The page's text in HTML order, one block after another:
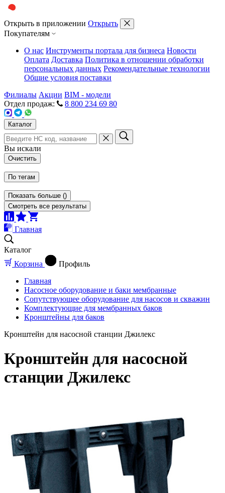
Открыть в приложении Открыть
Покупателям
О нас Инструменты портала для бизнеса Новости
Оплата Доставка Политика в отношении обработки
персональных данных Рекомендательные технологии
Общие условия поставки
Филиалы Акции BIM - модели
Отдел продаж:
8 800 234 69 80
Каталог
Вы искали
Очистить
По тегам
Показать больше ()
Смотреть все результаты
Главная
Каталог
Корзина
Профиль
Главная
Насосное оборудование и баки мембранные
Сопутствующее оборудование для насосов и скважин
Комплектующие для мембранных баков
Кронштейны для баков
Кронштейн для насосной станции Джилекс
Кронштейн для насосной
станции Джилекс